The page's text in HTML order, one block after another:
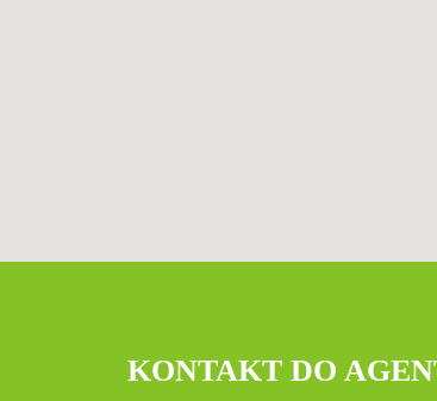
KONTAKT DO